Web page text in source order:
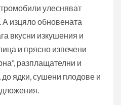
улесняват
А изцяло обновената
вкусни изкушения и
и прясно изпечени
разплащателни и
до ядки, сушени плодове и